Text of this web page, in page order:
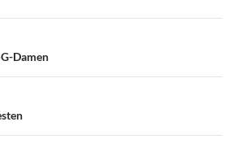
Damen